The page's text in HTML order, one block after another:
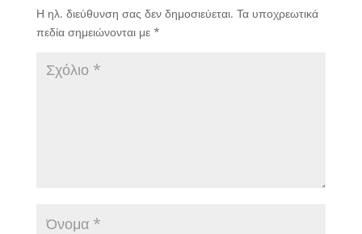
Η ηλ. διεύθυνση σας δεν δημοσιεύεται. Τα υποχρεωτικά
πεδία σημειώνονται με *